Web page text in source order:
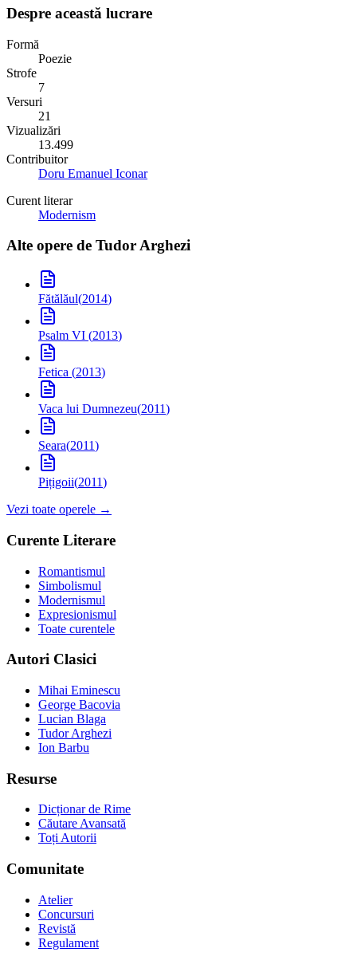
Despre această lucrare
Formă
Poezie
Strofe
7
Versuri
21
Vizualizări
13.499
Contribuitor
Doru Emanuel Iconar
Curent literar
Modernism
Alte opere de Tudor Arghezi
Fătălăul(2014)
Psalm VI (2013)
Fetica (2013)
Vaca lui Dumnezeu(2011)
Seara(2011)
Pițigoii(2011)
Vezi toate operele →
Curente Literare
Romantismul
Simbolismul
Modernismul
Expresionismul
Toate curentele
Autori Clasici
Mihai Eminescu
George Bacovia
Lucian Blaga
Tudor Arghezi
Ion Barbu
Resurse
Dicționar de Rime
Căutare Avansată
Toți Autorii
Comunitate
Atelier
Concursuri
Revistă
Regulament